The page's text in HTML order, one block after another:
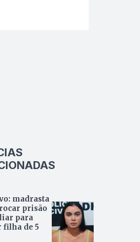
madrasta
prisão
para
filha de 5